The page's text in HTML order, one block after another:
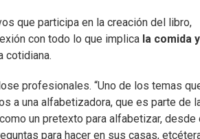
que participa en la creación del libro,
con todo lo que implica la comida
cotidiana.
profesionales. “Uno de los temas
a una alfabetizadora, que es parte de
un pretexto para alfabetizar, desde
para hacer en sus casas,